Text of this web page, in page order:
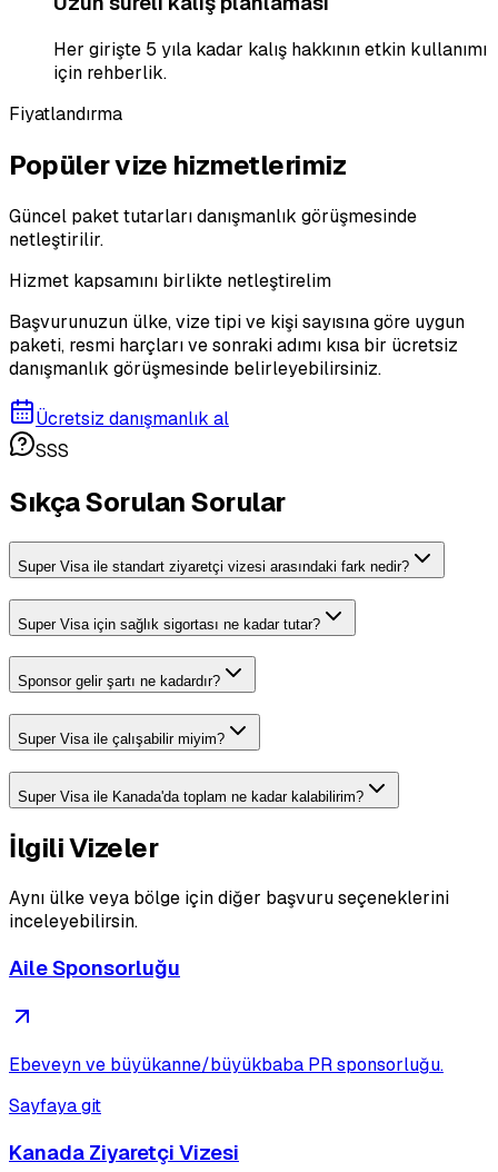
Her girişte 5 yıla kadar kalış hakkının etkin kullanımı
için rehberlik.
Fiyatlandırma
Popüler vize hizmetlerimiz
Güncel paket tutarları danışmanlık görüşmesinde
netleştirilir.
Hizmet kapsamını birlikte netleştirelim
Başvurunuzun ülke, vize tipi ve kişi sayısına göre uygun
paketi, resmi harçları ve sonraki adımı kısa bir ücretsiz
danışmanlık görüşmesinde belirleyebilirsiniz.
Ücretsiz danışmanlık al
SSS
Sıkça Sorulan Sorular
Super Visa ile standart ziyaretçi vizesi arasındaki fark nedir?
Super Visa için sağlık sigortası ne kadar tutar?
Sponsor gelir şartı ne kadardır?
Super Visa ile çalışabilir miyim?
Super Visa ile Kanada'da toplam ne kadar kalabilirim?
İlgili Vizeler
Aynı ülke veya bölge için diğer başvuru seçeneklerini
inceleyebilirsin.
Aile Sponsorluğu
Ebeveyn ve büyükanne/büyükbaba PR sponsorluğu.
Sayfaya git
Kanada Ziyaretçi Vizesi